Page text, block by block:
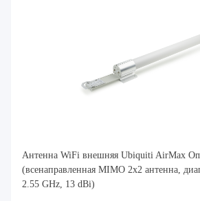
Антенна WiFi внешняя Ubiquiti AirMax
(всенаправленная MIMO 2x2 антенна,
2.55 GHz, 13 dBi)